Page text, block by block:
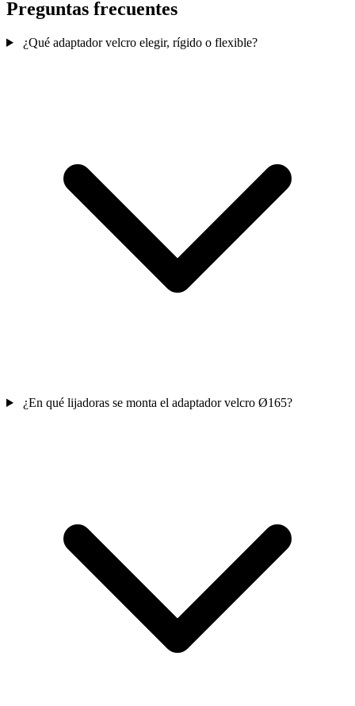
Preguntas frecuentes
¿Qué adaptador velcro elegir, rígido o flexible?
¿En qué lijadoras se monta el adaptador velcro Ø165?